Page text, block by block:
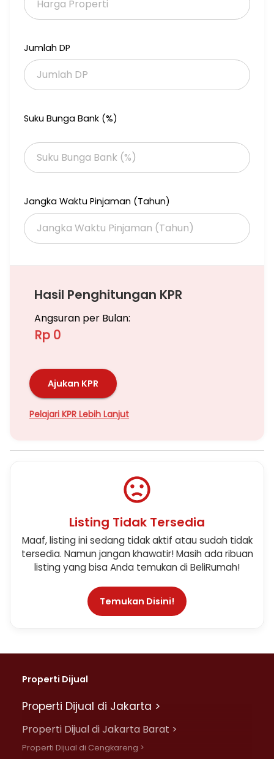
Harga 750jt (nego)
Jumlah DP
Suku Bunga Bank (%)
Jangka Waktu Pinjaman (Tahun)
Hasil Penghitungan KPR
Angsuran per Bulan:
Rp 0
Ajukan KPR
Pelajari KPR Lebih Lanjut
Listing Tidak Tersedia
Maaf, listing ini sedang tidak aktif atau sudah tidak
tersedia. Namun jangan khawatir! Masih ada ribuan
listing yang bisa Anda temukan di BeliRumah!
Temukan Disini!
Properti Dijual
Properti Dijual di Jakarta >
Properti Dijual di Jakarta Barat >
Properti Dijual di Cengkareng >